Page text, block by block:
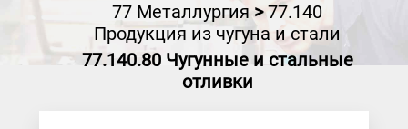
77 Металлургия >77.140
Продукция из чугуна и стали
77.140.80 Чугунные и стальные
отливки